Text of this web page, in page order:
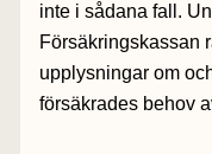
inte i sådana fall.
Försäkringskassan
upplysningar om
försäkrades behov